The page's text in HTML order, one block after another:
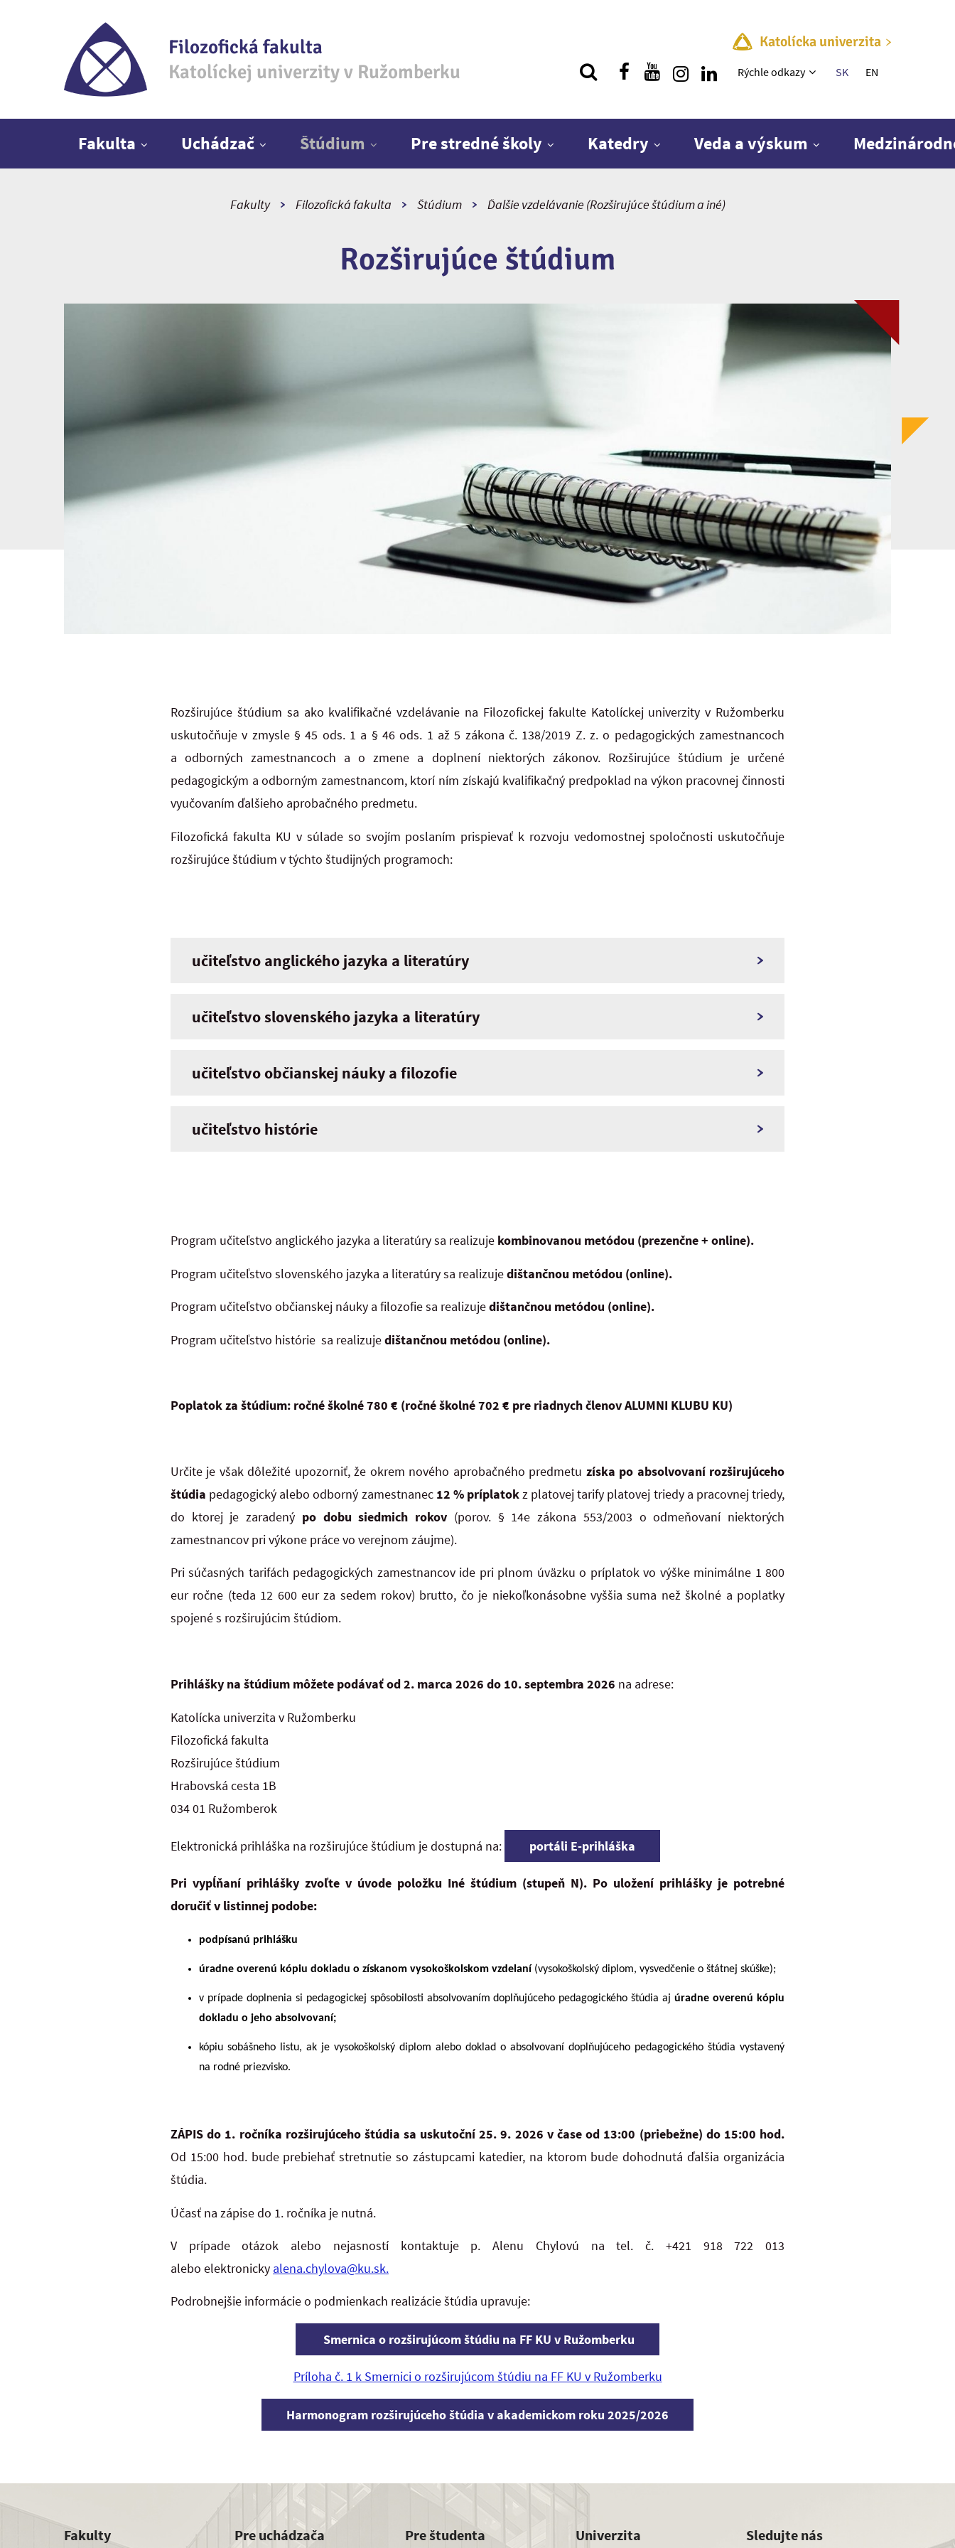
Filozofická fakulta
Katolíckej univerzity v Ružomberku
Katolícka univerzita
Rýchle menu
Rýchle odkazy SK EN
Fakulta Uchádzač Štúdium Pre stredné školy Katedry Veda a výskum
Fakulty Filozofická fakulta Štúdium Ďalšie vzdelávanie (Rozširujúce štúdium a iné)
Rozširujúce štúdium
Rozširujúce štúdium sa ako kvalifikačné vzdelávanie na Filozofickej fakulte Katolíckej univerzity v Ružomberku
uskutočňuje v zmysle § 45 ods. 1 a § 46 ods. 1 až 5 zákona č. 138/2019 Z. z. o pedagogických zamestnancoch
a odborných zamestnancoch a o zmene a doplnení niektorých zákonov. Rozširujúce štúdium je určené
pedagogickým a odborným zamestnancom, ktorí ním získajú kvalifikačný predpoklad na výkon pracovnej činnosti
vyučovaním ďalšieho aprobačného predmetu.
Filozofická fakulta KU v súlade so svojím poslaním prispievať k rozvoju vedomostnej spoločnosti uskutočňuje
rozširujúce štúdium v týchto študijných programoch:
učiteľstvo anglického jazyka a literatúry
učiteľstvo slovenského jazyka a literatúry
učiteľstvo občianskej náuky a filozofie
učiteľstvo histórie
Program učiteľstvo anglického jazyka a literatúry sa realizuje kombinovanou metódou (prezenčne + online).
Program učiteľstvo slovenského jazyka a literatúry sa realizujedištančnou metódou (online).
Program učiteľstvo občianskej náuky a filozofie sa realizujedištančnou metódou (online).
Program učiteľstvo histórie sa realizujedištančnou metódou (online).
Poplatok za štúdium: ročné školné 780 € (ročné školné 702 € pre riadnych členov ALUMNI KLUBU KU)
Určite je však dôležité upozorniť, že okrem nového aprobačného predmetu získa po absolvovaní rozširujúceho
štúdia pedagogický alebo odborný zamestnanec 12 % príplatokz platovej tarify platovej triedy a pracovnej triedy,
do ktorej je zaradený po dobu siedmich rokov (porov. § 14ezákona 553/2003 o odmeňovaní niektorých
zamestnancov pri výkone práce vo verejnom záujme).
Pri súčasných tarifách pedagogických zamestnancov ide pri plnom úväzku o príplatok vo výške minimálne 1 800
eur ročne (teda 12 600 eur za sedem rokov) brutto, čo je niekoľkonásobne vyššia suma než školné a poplatky
spojené s rozširujúcim štúdiom.
Prihlášky na štúdium môžete podávať od 2. marca 2026 do 10. septembra 2026 na adrese:
Katolícka univerzita v Ružomberku
Filozofická fakulta
Rozširujúce štúdium
Hrabovská cesta 1B
034 01 Ružomberok
Elektronická prihláška na rozširujúce štúdium je dostupná na: portáli E-prihláška
Pri vypĺňaní prihlášky zvoľte v úvode položku Iné štúdium (stupeň N). Po uložení prihlášky je potrebné
doručiť v listinnej podobe:
podpísanú prihlášku
úradne overenú kópiu dokladu o získanom vysokoškolskom vzdelaní (vysokoškolský diplom, vysvedčenie o štátnej skúške);
v prípade doplnenia si pedagogickej spôsobilosti absolvovaním doplňujúceho pedagogického štúdia ajúradne overenú kópiu
dokladu o jeho absolvovaní;
kópiu sobášneho listu, ak je vysokoškolský diplom alebo doklad o absolvovaní doplňujúceho pedagogického štúdia vystavený
na rodné priezvisko.
ZÁPIS do 1. ročníka rozširujúceho štúdia sa uskutoční 25. 9. 2026 v čase od 13:00 (priebežne) do 15:00 hod.
Od 15:00 hod. bude prebiehať stretnutie so zástupcami katedier, na ktorom bude dohodnutá ďalšia organizácia
štúdia.
Účasť na zápise do 1. ročníka je nutná.
V prípade otázok alebo nejasností kontaktuje p. Alenu Chylovú na tel. č. +421 918 722 013
alebo elektronicky alena.chylova@ku.sk.
Podrobnejšie informácie o podmienkach realizácie štúdia upravuje:
Smernica o rozširujúcom štúdiu na FF KU v Ružomberku
Príloha č. 1 k Smernici o rozširujúcom štúdiu na FF KU v Ružomberku
Harmonogram rozširujúceho štúdia v akademickom roku 2025/2026
Fakulty Pre uchádzača Pre študenta Univerzita Sledujte nás